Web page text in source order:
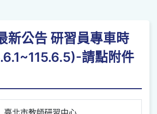
新公告 研習員專車時
請點附件